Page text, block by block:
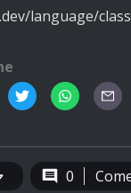
language/
0